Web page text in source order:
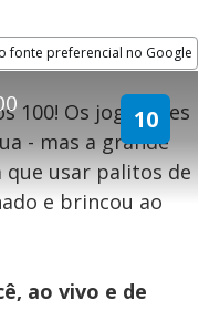
fonte preferencial no Google
brasileiro :-(
10
100! Os jogadores
- mas a grande
usar palitos de
e brincou ao
ao vivo e de